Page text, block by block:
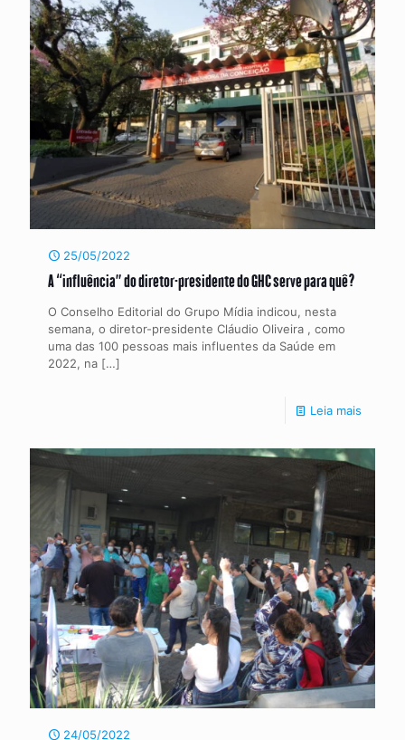
25/05/2022
A “influência” do diretor-presidente do GHC serve para quê?
O Conselho Editorial do Grupo Mídia indicou, nesta
semana, o diretor-presidente Cláudio Oliveira , como
uma das 100 pessoas mais influentes da Saúde em
2022, na […]
Leia mais
24/05/2022